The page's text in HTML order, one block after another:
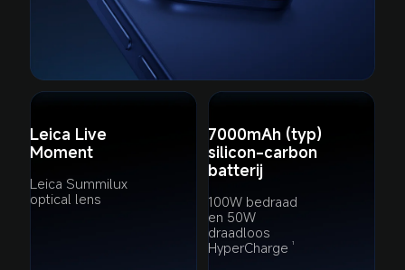
Leica Live
Moment
Leica Summilux
optical lens
7000mAh (typ)
silicon-carbon
batterij
100W bedraad
en 50W
draadloos
HyperCharge
1